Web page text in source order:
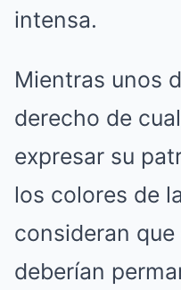
intensa.
Mientras unos
derecho de
expresar su
los colores de
consideran
deberían